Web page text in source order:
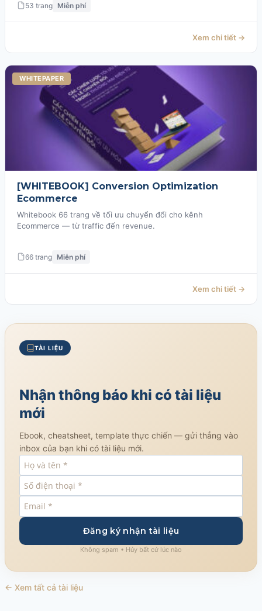
53 trang Miễn phí
Xem chi tiết →
WHITEPAPER
[WHITEBOOK] Conversion Optimization
Ecommerce
Whitebook 66 trang về tối ưu chuyển đổi cho kênh
Ecommerce — từ traffic đến revenue.
66 trang Miễn phí
Xem chi tiết →
TÀI LIỆU
Nhận thông báo khi có tài liệu
mới
Ebook, cheatsheet, template thực chiến — gửi thẳng vào
inbox của bạn khi có tài liệu mới.
Đăng ký nhận tài liệu
Không spam • Hủy bất cứ lúc nào
← Xem tất cả tài liệu